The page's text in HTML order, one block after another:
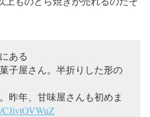
ある
子屋さん。半折りした形の
昨年、甘味屋さんも初めま
CJivtOVWuZ